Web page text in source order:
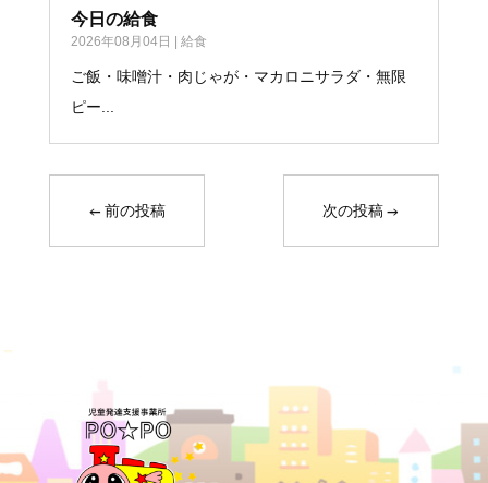
今日の給食
2026年08月04日 | 給食
ご飯・味噌汁・肉じゃが・マカロニサラダ・無限
ピー...
←前の投稿 次の投稿→